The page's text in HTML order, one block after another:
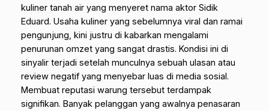
kuliner tanah air yang menyeret nama aktor Sidik
Eduard. Usaha kuliner yang sebelumnya viral dan ramai
pengunjung, kini justru di kabarkan mengalami
penurunan omzet yang sangat drastis. Kondisi ini di
sinyalir terjadi setelah munculnya sebuah ulasan atau
review negatif yang menyebar luas di media sosial.
Membuat reputasi warung tersebut terdampak
signifikan. Banyak pelanggan yang awalnya penasaran